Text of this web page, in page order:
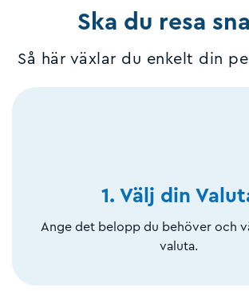
Ska du resa
Så här växlar du enkelt din
1. Välj din
Ange det belopp du behöver och
valuta.